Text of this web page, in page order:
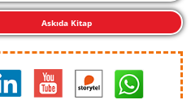
Askıda Kitap